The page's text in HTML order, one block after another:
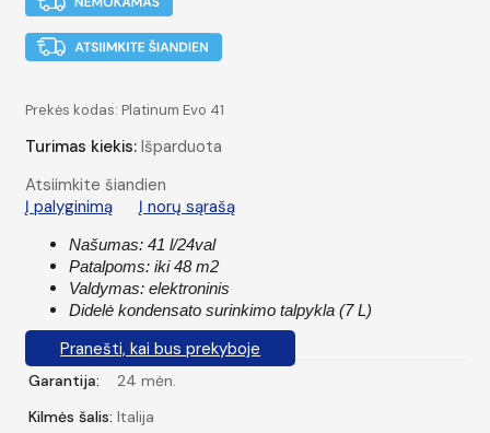
Prekės kodas: Platinum Evo 41
Turimas kiekis: Išparduota
Atsiimkite šiandien
Į palyginimą
Į norų sąrašą
Našumas: 41 l/24val
Patalpoms: iki 48 m2
Valdymas: elektroninis
Didelė kondensato surinkimo talpykla (7 L)
Pranešti, kai bus prekyboje
Garantija:
24 mėn.
Kilmės šalis: Italija